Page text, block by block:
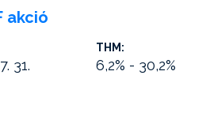
akció
31.
THM:
6,2% - 30,2%